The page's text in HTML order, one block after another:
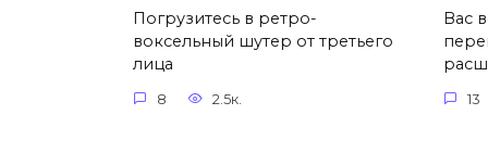
Погрузитесь в ретро-
воксельный шутер от третьего
лица
8 2.5к.
Вас
13